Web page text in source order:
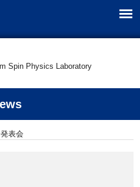
Spin Physics Laboratory
表会